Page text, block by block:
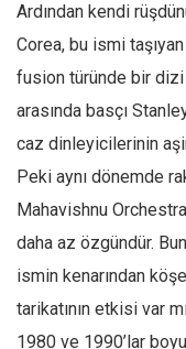
Ardından kendi
Corea, bu ismi
fusion türünde bir dizi
arasında basçı
caz dinleyicilerinin
Peki aynı dönemde
Mahavishnu
daha az özgündür.
ismin kenarından
tarikatının etkisi var
1980 ve 1990’lar